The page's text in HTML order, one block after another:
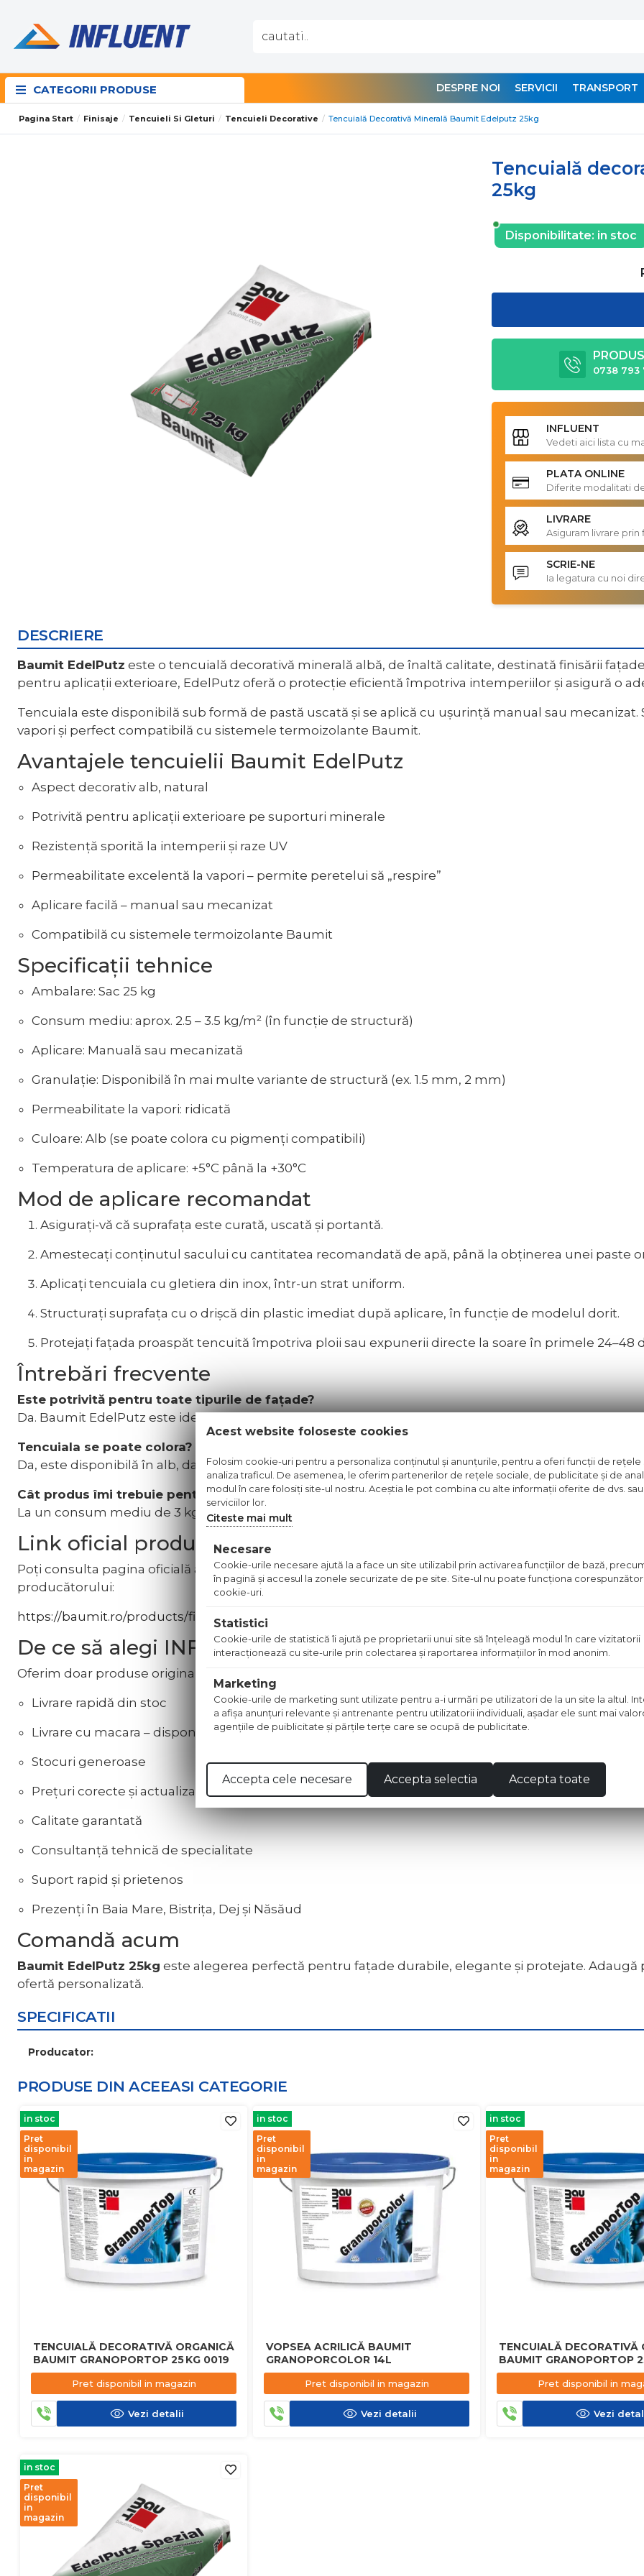
CATEGORII PRODUSE DESPRE NOI SERVICII TRANSPORT
Pagina Start Finisaje Tencuieli Si Gleturi Tencuieli Decorative Tencuială Decorativă Minerală Baumit Edelputz 25kg
Tencuială
25kg
Disponibilitate: in stoc
0738 793
INFLUENT
Vedeti aici lista cu
PLATA ONLINE
Diferite modalitati
LIVRARE
Asiguram livrare
SCRIE-NE
Ia legatura cu noi
DESCRIERE
Baumit EdelPutz este o tencuială decorativă minerală albă, de înaltă calitate, destinată finisării
pentru aplicații exterioare, EdelPutz oferă o protecție eficientă împotriva intemperiilor și asigură o
Tencuiala este disponibilă sub formă de pastă uscată și se aplică cu ușurință manual sau
vapori și perfect compatibilă cu sistemele termoizolante Baumit.
Avantajele tencuielii Baumit EdelPutz
Aspect decorativ alb, natural
Potrivită pentru aplicații exterioare pe suporturi minerale
Rezistență sporită la intemperii și raze UV
Permeabilitate excelentă la vapori – permite peretelui să „respire”
Aplicare facilă – manual sau mecanizat
Compatibilă cu sistemele termoizolante Baumit
Specificații tehnice
Ambalare: Sac 25 kg
Consum mediu: aprox. 2.5 – 3.5 kg/m² (în funcție de structură)
Aplicare: Manuală sau mecanizată
Granulație: Disponibilă în mai multe variante de structură (ex. 1.5 mm, 2 mm)
Permeabilitate la vapori: ridicată
Culoare: Alb (se poate colora cu pigmenți compatibili)
Temperatura de aplicare: +5°C până la +30°C
Mod de aplicare recomandat
Asigurați-vă că suprafața este curată, uscată și portantă.
Amestecați conținutul sacului cu cantitatea recomandată de apă, până la obținerea unei paste
Aplicați tencuiala cu gletiera din inox, într-un strat uniform.
Structurați suprafața cu o drișcă din plastic imediat după aplicare, în funcție de modelul dorit.
Protejați fațada proaspăt tencuită împotriva ploii sau expunerii directe la soare în primele 24–48
Întrebări frecvente
Este potrivită pentru toate tipurile de fațade?
Da. Baumit EdelPutz este ideală pentru fațade noi sau renovate, pe suporturi minerale precum
Tencuiala se poate colora?
Da, este disponibilă în alb, dar poate fi pigmentată în nuanțe deschise, folosind sistemele de
Cât produs îmi trebuie pentru 100 m²?
La un consum mediu de 3 kg/m², ai nevoie de aproximativ 12 saci pentru 100 m² (1 sac = 25 kg).
Link oficial produs
Poți consulta pagina oficială a produsuluiBaumit EdelPutz pentru fișa tehnică, declarația de
producătorului:
https://baumit.ro/products/fin...
De ce să alegi INFLUENT?
Oferim doar produse originale, direct de la producători certificați, precum Baumit. La Influent
Livrare rapidă din stoc
Livrare cu macara – disponibilă la cerere
Stocuri generoase
Prețuri corecte și actualizate
Calitate garantată
Consultanță tehnică de specialitate
Suport rapid și prietenos
Prezenți în Baia Mare, Bistrița, Dej și Năsăud
Comandă acum
Baumit EdelPutz 25kg este alegerea perfectă pentru fațade durabile, elegante și protejate.
ofertă personalizată.
SPECIFICATII
Producator:
PRODUSE DIN ACEEASI CATEGORIE
in stoc
Pret
disponibil
in
magazin
TENCUIALĂ DECORATIVĂ ORGANICĂ
BAUMIT GRANOPORTOP 25 KG 0019
Pret disponibil in magazin
Vezi detalii
in stoc
Pret
disponibil
in
magazin
VOPSEA ACRILICĂ BAUMIT
GRANOPORCOLOR 14L
Pret disponibil in magazin
Vezi detalii
in stoc
Pret
disponibil
in
magazin
TENCUIALĂ DECORATIVĂ
BAUMIT GRANOPORTOP
Pret disponibil in
Vezi
in stoc
Pret
disponibil
in
magazin
Acest website foloseste cookies
Folosim cookie-uri pentru a personaliza conținutul și anunțurile, pentru a oferi funcții de rețele
analiza traficul. De asemenea, le oferim partenerilor de rețele sociale, de publicitate și de
modul în care folosiți site-ul nostru. Aceștia le pot combina cu alte informații oferite de dvs.
serviciilor lor.
Citeste mai mult
Necesare
Cookie-urile necesare ajută la a face un site utilizabil prin activarea funcţiilor de bază,
în pagină şi accesul la zonele securizate de pe site. Site-ul nu poate funcţiona
cookie-uri.
Statistici
Cookie-urile de statistică îi ajută pe proprietarii unui site să înţeleagă modul în care vizitatorii
interacţionează cu site-urile prin colectarea şi raportarea informaţiilor în mod anonim.
Marketing
Cookie-urile de marketing sunt utilizate pentru a-i urmări pe utilizatori de la un site la altul.
a afişa anunţuri relevante şi antrenante pentru utilizatorii individuali, aşadar ele sunt mai
agenţiile de puiblicitate şi părţile terţe care se ocupă de publicitate.
Accepta cele necesare Accepta selectia Accepta toate